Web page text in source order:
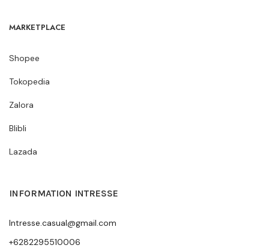
MARKETPLACE
Shopee
Tokopedia
Zalora
Blibli
Lazada
INFORMATION INTRESSE
Intresse.casual@gmail.com
+6282295510006